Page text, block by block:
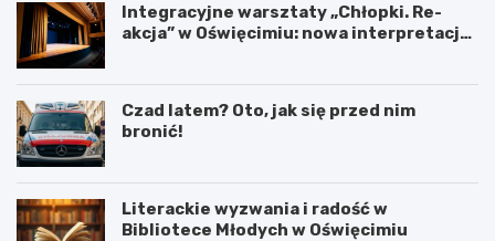
Integracyjne warsztaty „Chłopki. Re-
akcja” w Oświęcimiu: nowa interpretacja
Czad latem? Oto, jak się przed nim
bronić!
Literackie wyzwania i radość w
Bibliotece Młodych w Oświęcimiu